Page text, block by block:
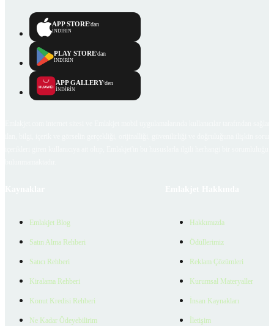
APP STORE'dan
İNDİRİN
PLAY STORE'dan
İNDİRİN
APP GALLERY'den
İNDİRİN
Emlakjet Blog
Satın Alma Rehberi
Satıcı Rehberi
Kiralama Rehberi
Konut Kredisi Rehberi
Ne Kadar Ödeyebilirim
Hakkımızda
Ödüllerimiz
Reklam Çözümleri
Kurumsal Materyaller
İnsan Kaynakları
İletişim